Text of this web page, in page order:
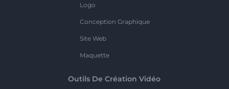
Logo
Conception Graphique
Site Web
Maquette
Outils De Création Vidéo